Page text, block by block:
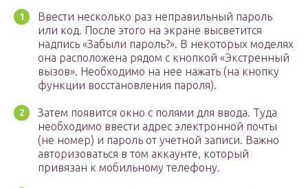
Ввести несколько раз неправильный пароль
или код. После этого на экране высветится
надпись «Забыли пароль?». В некоторых моделях
она расположена рядом с кнопкой «Экстренный
вызов». Необходимо на нее нажать (на кнопку
функции восстановления пароля).
Затем появится окно с полями для ввода. Туда
необходимо ввести адрес электронной почты
(не номер) и пароль от учетной записи. Важно
авторизоваться в том аккаунте, который
привязан к мобильному телефону.